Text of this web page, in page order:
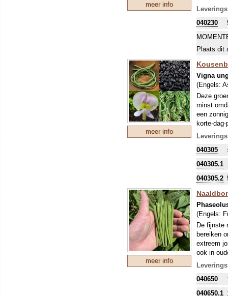
de winter
meer info
040230
Plaats dit
meer info
Vigna
(Engels:
Deze
minst
een
korte-
ongeveer
per klant
040305
040305.1
040305.2
meer info
(Engels:
De fijnste
bereiken
extreem
ook in
elke
040650
040650.1